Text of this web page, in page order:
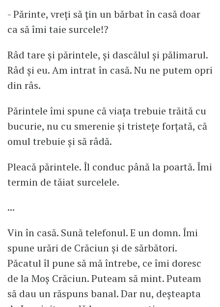
- Părinte, vreți să țin un bărbat în casă doar
ca să îmi taie surcele!?
Râd tare și părintele, și dascălul și pălimarul.
Râd și eu. Am intrat în casă. Nu ne putem opri
din râs.
Părintele îmi spune că viața trebuie trăită cu
bucurie, nu cu smerenie și tristețe forțată, că
omul trebuie și să râdă.
Pleacă părintele. Îl conduc până la poartă. Îmi
termin de tăiat surcelele.
...
Vin în casă. Sună telefonul. E un domn. Îmi
spune urări de Crăciun și de sărbători.
Păcatul îl pune să mă întrebe, ce îmi doresc
de la Moș Crăciun. Puteam să mint. Puteam
să dau un răspuns banal. Dar nu, deșteapta